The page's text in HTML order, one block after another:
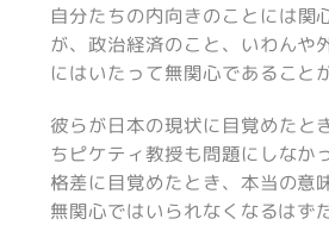
自分たちの内向きのことには関
が、政治経済のこと、いわんや
にはいたって無関心であること
彼らが日本の現状に目覚めたと
ちピケティ教授も問題にしなか
格差に目覚めたとき、本当の意
無関心ではいられなくなるはずだ